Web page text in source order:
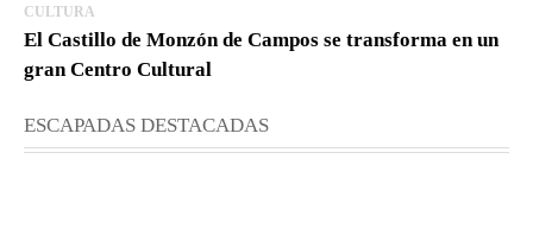
CULTURA
El Castillo de Monzón de Campos se transforma en un
gran Centro Cultural
ESCAPADAS DESTACADAS